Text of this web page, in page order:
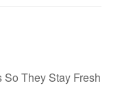
They Stay Fresh